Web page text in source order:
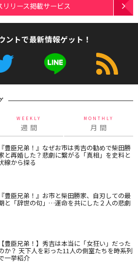
リリース掲載サービス
ントで最新情報ゲット！
WEEKLY
週 間
MONTHLY
月 間
『豊臣兄弟！』なぜお市は秀吉の勧めで柴田勝
と再婚した？悲劇に繋がる「真相」を史料と
線から探る
『豊臣兄弟！』お市と柴田勝家、自刃しての最
と「辞世の句」…運命を共にした２人の悲劇
【豊臣兄弟！】秀吉は本当に「女狂い」だった
か？ 天下人を彩った11人の側室たちを時系列
一挙紹介